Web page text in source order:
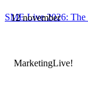
SME Live 2026: The
12 november
MarketingLive!